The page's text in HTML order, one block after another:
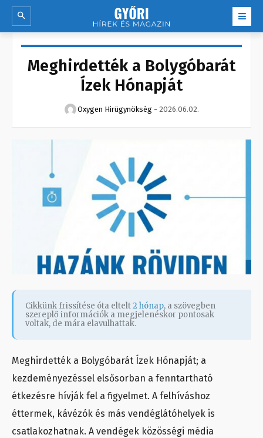
Meghirdették a Bolygóbarát
Ízek Hónapját
Oxygen Hirügynökség - 2026.06.02.
Cikkünk frissítése óta eltelt2 hónap, a szövegben
szereplő információk a megjelenéskor pontosak
voltak, de mára elavulhattak.
Meghirdették a Bolygóbarát Ízek Hónapját; a
kezdeményezéssel elsősorban a fenntartható
étkezésre hívják fel a figyelmet. A felhíváshoz
éttermek, kávézók és más vendéglátóhelyek is
csatlakozhatnak. A vendégek közösségi média